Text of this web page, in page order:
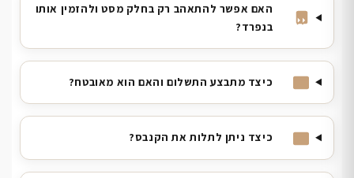
האם אפשר להתאהב רק בחלק מסט ולהזמין אותו
בנפרד?
כיצד מתבצע התשלום והאם הוא מאובטח?
כיצד ניתן לתלות את הקנבס?